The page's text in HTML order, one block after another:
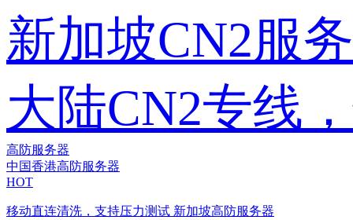
新加坡CN2服
大陆CN2专线
高防服务器
中国香港高防服务器
HOT
移动直连清洗，支持压力测试 新加坡高防服务器